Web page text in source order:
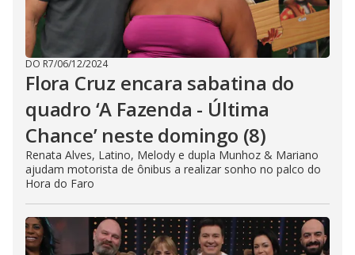
DO R7/06/12/2024
Flora Cruz encara sabatina do
quadro ‘A Fazenda - Última
Chance’ neste domingo (8)
Renata Alves, Latino, Melody e dupla Munhoz & Mariano
ajudam motorista de ônibus a realizar sonho no palco do
Hora do Faro